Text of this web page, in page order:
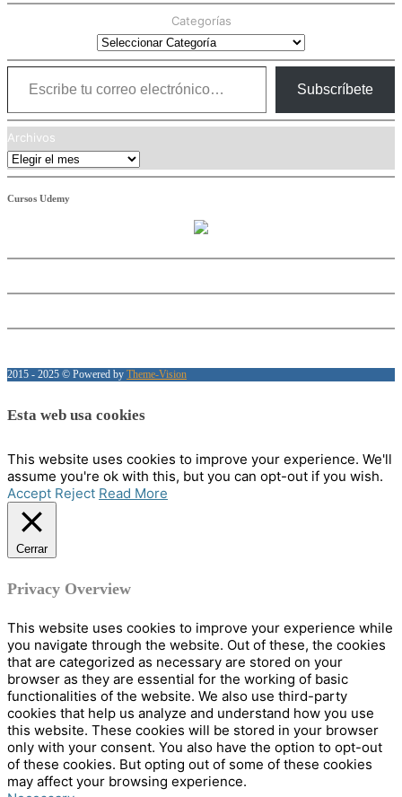
Categorías
Escribe tu correo electrónico…
Subscríbete
Archivos
Cursos Udemy
2015 - 2025 © Powered by Theme-Vision
Esta web usa cookies
This website uses cookies to improve your experience. We'll
assume you're ok with this, but you can opt-out if you wish.
Accept Reject Read More
Cerrar
Privacy Overview
This website uses cookies to improve your experience while
you navigate through the website. Out of these, the cookies
that are categorized as necessary are stored on your
browser as they are essential for the working of basic
functionalities of the website. We also use third-party
cookies that help us analyze and understand how you use
this website. These cookies will be stored in your browser
only with your consent. You also have the option to opt-out
of these cookies. But opting out of some of these cookies
may affect your browsing experience.